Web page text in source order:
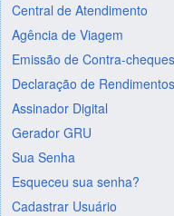
Central de Atendimento
Agência de Viagem
Emissão de Contra-cheques
Declaração de Rendimentos
Assinador Digital
Gerador GRU
Sua Senha
Esqueceu sua senha?
Cadastrar Usuário